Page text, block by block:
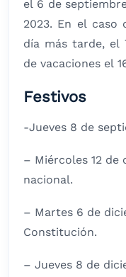
el 6 de
2023. En el caso
día más tarde, el
de vacaciones el
Festivos
-Jueves 8 de
– Miércoles 12 de
nacional.
– Martes 6 de
Constitución.
– Jueves 8 de